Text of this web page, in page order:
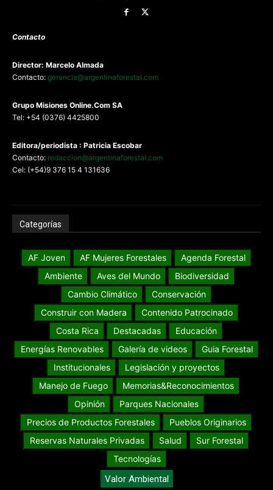
Contacto
Director: Marcelo Almada
Contacto: gerencia@argentinaforestal.com
Grupo Misiones Online.Com SA
Tel: +54 (0376) 4425800
Editora/periodista : Patricia Escobar
Contacto: redaccion@argentinaforestal.com
Cel: (+54)9 376 15 4 131636
Categorías
AF Joven AF Mujeres Forestales
Agenda Forestal
Ambiente
Aves del Mundo
Biodiversidad
Cambio Climático
Conservación
Construir con Madera
Contenido Patrocinado
Costa Rica
Destacadas
Educación
Energías Renovables
Galería de videos
Guia Forestal
Institucionales
Legislación y proyectos
Manejo de Fuego
Memorias&Reconocimientos
Opinión
Parques Nacionales
Precios de Productos Forestales
Pueblos Originarios
Reservas Naturales Privadas
Salud
Sur Forestal
Tecnologías
Valor Ambiental